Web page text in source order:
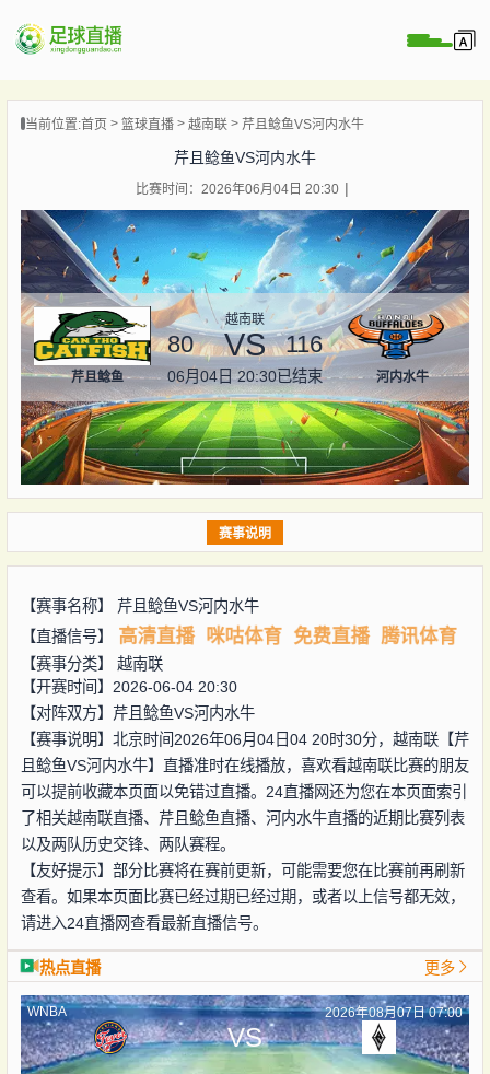
播
闻
当前位置:首页 篮球直播 越南联 芹且鲶鱼VS河内水牛
芹且鲶鱼VS河内水牛
比赛时间：2026年06月04日 20:30
芹且鲶鱼
越南联
80 VS 116
06月04日 20:30已结束 河内水牛
赛事说明
【赛事名称】 芹且鲶鱼VS河内水牛
【直播信号】
高清直播 咪咕体育 免费直播 腾讯体育
【赛事分类】 越南联
【开赛时间】2026-06-04 20:30
【对阵双方】 芹且鲶鱼VS河内水牛
【赛事说明】北京时间2026年06月04日04 20时30分，越南联【芹
且鲶鱼VS河内水牛】直播准时在线播放，喜欢看越南联比赛的朋友
可以提前收藏本页面以免错过直播。24直播网还为您在本页面索引
了相关越南联直播、芹且鲶鱼直播、河内水牛直播的近期比赛列表
以及两队历史交锋、两队赛程。
【友好提示】部分比赛将在赛前更新，可能需要您在比赛前再刷新
查看。如果本页面比赛已经过期已经过期，或者以上信号都无效，
请进入24直播网查看最新直播信号。
热点直播 更多
WNBA 2026年08月07日 07:00
VS